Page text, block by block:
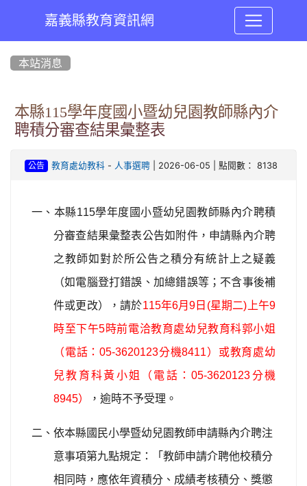
嘉義縣教育資訊網
本站消息
本縣115學年度國小暨幼兒園教師縣內介
聘積分審查結果彙整表
公告 教育處幼教科- 人事選聘| 2026-06-05 | 點閱數： 8138
一、本縣115學年度國小暨幼兒園教師縣內介聘積
分審查結果彙整表公告如附件，申請縣內介聘
之教師如對於所公告之積分有統計上之疑義
（如電腦登打錯誤、加總錯誤等；不含事後補
件或更改），請於115年6月9日(星期二)上午9
時至下午5時前電洽教育處幼兒教育科郭小姐
（電話：05-3620123分機8411）或教育處幼
兒教育科黃小姐（電話：05-3620123分機
8945）
，逾時不予受理。
二、依本縣國民小學暨幼兒園教師申請縣內介聘注
意事項第九點規定：「教師申請介聘他校積分
相同時，應依年資積分、成績考核積分、獎懲